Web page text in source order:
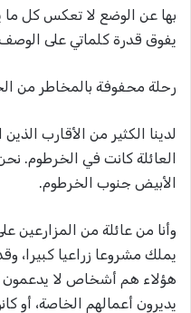
بها عن الوضع لا تعكس كل
يفوق قدرة كلماتي على
رحلة محفوفة بالمخاطر من
لدينا الكثير من الأقارب
العائلة كانت في الخرطوم.
الأبيض جنوب الخرطوم.
وأنا من عائلة من المزارعين
يملك مشروعا زراعيا كبيرا،
هؤلاء هم أشخاص لا يدعمون
يديرون أعمالهم الخاصة، أو